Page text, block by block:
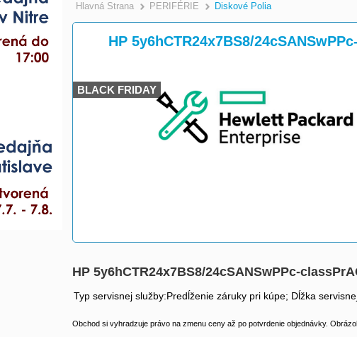
Hlavná Strana >
PERIFÉRIE >
Diskové Polia
HP 5y6hCTR24x7BS8/
BLACK FRIDAY
HP 5y6hCTR24x7BS8/24cSANSwPPc-
Typ servisnej služby:Predĺženie záruky pri kúpe; Dĺžka
Obchod si vyhradzuje právo na zmenu ceny až po potvrdenie objednávky.